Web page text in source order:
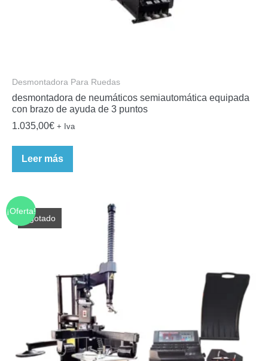
Desmontadora Para Ruedas
desmontadora de neumáticos semiautomática equipada
con brazo de ayuda de 3 puntos
1.035,00€ + Iva
Leer más
¡Oferta!
Agotado